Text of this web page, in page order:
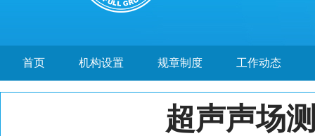
首页 机构设置 规章制度 工作动态
超声声场